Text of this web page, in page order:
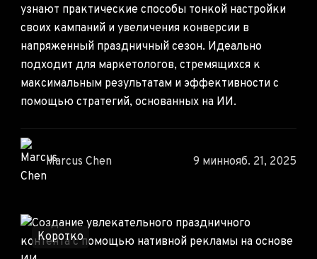
узнают практические способы тонкой настройки
своих кампаний и увеличения конверсии в
напряженный праздничный сезон. Идеально
подходит для маркетологов, стремящихся к
максимальным результатам и эффективности с
помощью стратегий, основанных на ИИ.
Marcus Chen 9 миннояб. 21, 2025
Коротко